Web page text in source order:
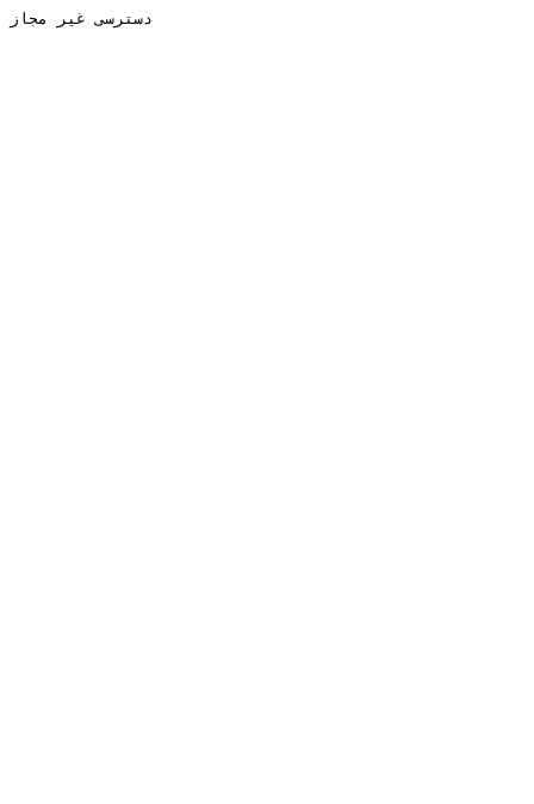
دسترسی غیر مجاز